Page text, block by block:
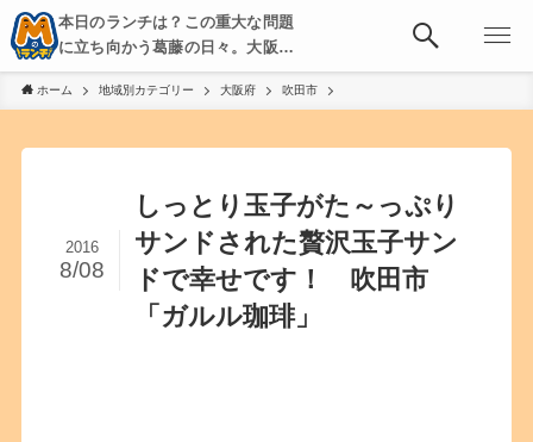
本日のランチは？この重大な問題
に立ち向かう葛藤の日々。大阪・
京都・神戸を中心とした食べ歩
き、飲み歩きを綴る。
ホーム 地域別カテゴリー 大阪府 吹田市
しっとり玉子がた～っぷり
サンドされた贅沢玉子サン
ドで幸せです！ 吹田市
「ガルル珈琲」
2016
8/08